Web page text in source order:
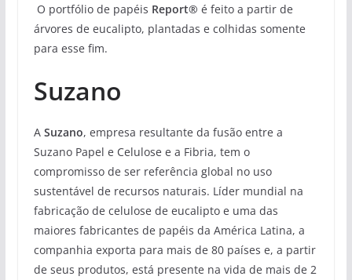
O portfólio de papéis Report® é feito a partir de
árvores de eucalipto, plantadas e colhidas somente
para esse fim.
Suzano
A Suzano, empresa resultante da fusão entre a
Suzano Papel e Celulose e a Fibria, tem o
compromisso de ser referência global no uso
sustentável de recursos naturais. Líder mundial na
fabricação de celulose de eucalipto e uma das
maiores fabricantes de papéis da América Latina, a
companhia exporta para mais de 80 países e, a partir
de seus produtos, está presente na vida de mais de 2